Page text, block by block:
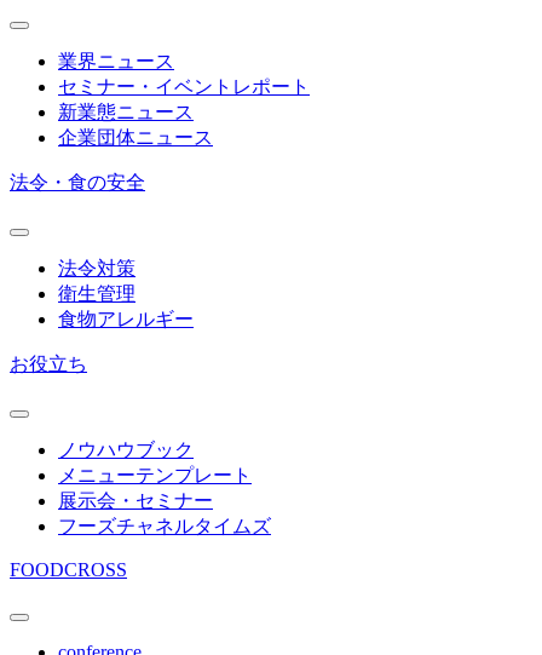
業界ニュース
セミナー・イベントレポート
新業態ニュース
企業団体ニュース
法令・食の安全
法令対策
衛生管理
食物アレルギー
お役立ち
ノウハウブック
メニューテンプレート
展示会・セミナー
フーズチャネルタイムズ
FOODCROSS